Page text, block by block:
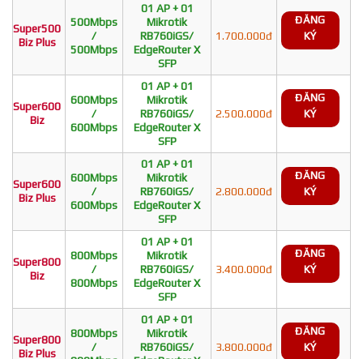
Super500
Biz Plus
500Mbps
/
500Mbps
01 AP + 01
Mikrotik
RB760iGS/
EdgeRouter X
SFP
1.700.000đ
ĐĂNG
KÝ
Super600
Biz
600Mbps
/
600Mbps
01 AP + 01
Mikrotik
RB760iGS/
EdgeRouter X
SFP
2.500.000đ
ĐĂNG
KÝ
Super600
Biz Plus
600Mbps
/
600Mbps
01 AP + 01
Mikrotik
RB760iGS/
EdgeRouter X
SFP
2.800.000đ
ĐĂNG
KÝ
Super800
Biz
800Mbps
/
800Mbps
01 AP + 01
Mikrotik
RB760iGS/
EdgeRouter X
SFP
3.400.000đ
ĐĂNG
KÝ
Super800
Biz Plus
800Mbps
/
01 AP + 01
Mikrotik
RB760iGS/
3.800.000đ
ĐĂNG
KÝ